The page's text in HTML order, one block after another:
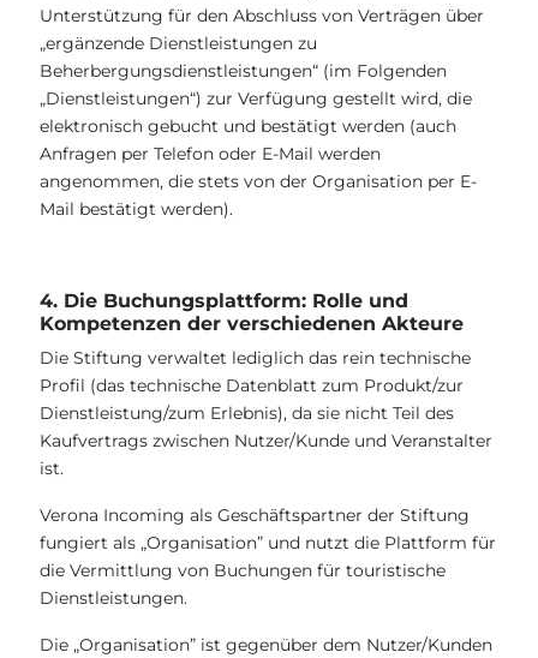
Unterstützung für den Abschluss von Verträgen über
„ergänzende Dienstleistungen zu
Beherbergungsdienstleistungen“ (im Folgenden
„Dienstleistungen“) zur Verfügung gestellt wird, die
elektronisch gebucht und bestätigt werden (auch
Anfragen per Telefon oder E-Mail werden
angenommen, die stets von der Organisation per E-
Mail bestätigt werden).
4. Die Buchungsplattform: Rolle und
Kompetenzen der verschiedenen Akteure
Die Stiftung verwaltet lediglich das rein technische
Profil (das technische Datenblatt zum Produkt/zur
Dienstleistung/zum Erlebnis), da sie nicht Teil des
Kaufvertrags zwischen Nutzer/Kunde und Veranstalter
ist.
Verona Incoming als Geschäftspartner der Stiftung
fungiert als „Organisation” und nutzt die Plattform für
die Vermittlung von Buchungen für touristische
Dienstleistungen.
Die „Organisation” ist gegenüber dem Nutzer/Kunden